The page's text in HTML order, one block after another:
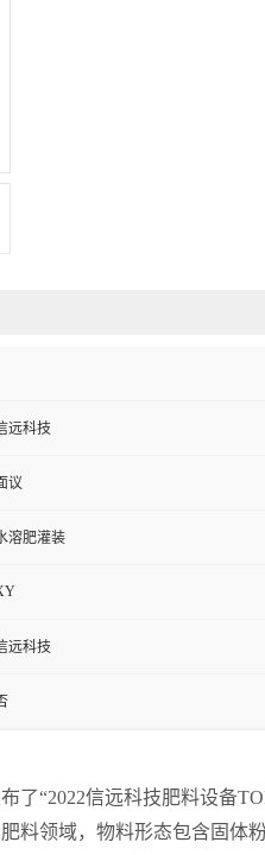
远科技
议
溶肥灌装
远科技
了“2022信远科技肥料设备
料领域，物料形态包含固